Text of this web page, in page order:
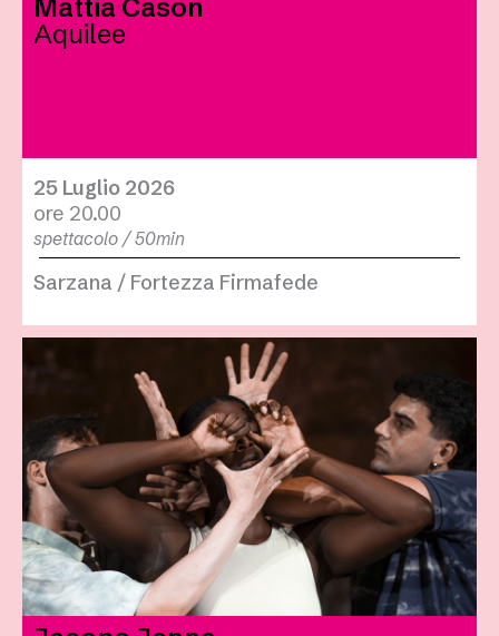
Mattia Cason
Aquilee
25 Luglio 2026
ore 20.00
spettacolo / 50min
Sarzana / Fortezza Firmafede